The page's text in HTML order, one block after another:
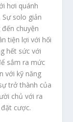
hơi quánh
solo giản
chuyện
tiện lợi với hối
hết sức với
sắm ra mức
với kỹ năng
trở thành của
chủ với ra
cược.